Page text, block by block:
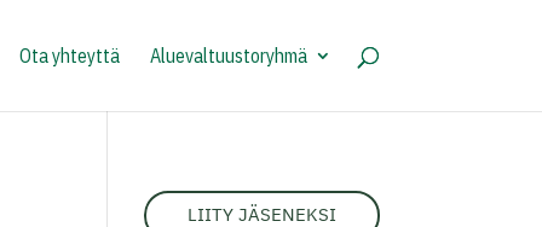
Ota yhteyttä Aluevaltuustoryhmä
LIITY JÄSENEKSI